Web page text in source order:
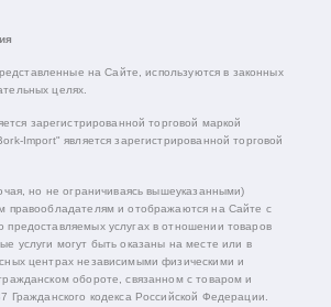
на Сайте, используются в законных
целях.
зарегистрированной торговой маркой
Import" является зарегистрированной торговой
но не ограничиваясь вышеуказанными)
правообладателям и отображаются на Сайте с
услугах в отношении товаров
услуги могут быть оказаны на месте или в
центрах независимыми физическими и
обороте, связанном с товаром и
Гражданского кодекса Российской Федерации.